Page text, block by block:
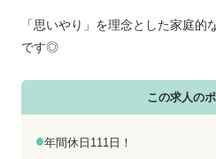
お電話でのお問い合わせ
0800-555-1109
「思いやり」を理念とした家庭的
です◎
この求人の
年間休日111日！